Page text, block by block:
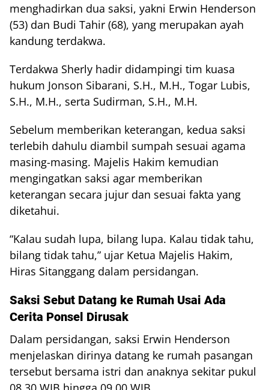
menghadirkan dua saksi, yakni Erwin Henderson
(53) dan Budi Tahir (68), yang merupakan ayah
kandung terdakwa.
Terdakwa Sherly hadir didampingi tim kuasa
hukum Jonson Sibarani, S.H., M.H., Togar Lubis,
S.H., M.H., serta Sudirman, S.H., M.H.
Sebelum memberikan keterangan, kedua saksi
terlebih dahulu diambil sumpah sesuai agama
masing-masing. Majelis Hakim kemudian
mengingatkan saksi agar memberikan
keterangan secara jujur dan sesuai fakta yang
diketahui.
“Kalau sudah lupa, bilang lupa. Kalau tidak tahu,
bilang tidak tahu,” ujar Ketua Majelis Hakim,
Hiras Sitanggang dalam persidangan.
Saksi Sebut Datang ke Rumah Usai Ada
Cerita Ponsel Dirusak
Dalam persidangan, saksi Erwin Henderson
menjelaskan dirinya datang ke rumah pasangan
tersebut bersama istri dan anaknya sekitar pukul